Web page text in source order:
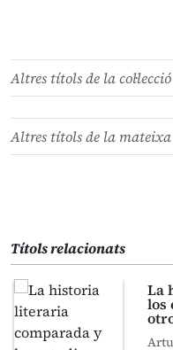
Altres títols de la col·lecció
Altres títols de la
Títols relacionats
La
los